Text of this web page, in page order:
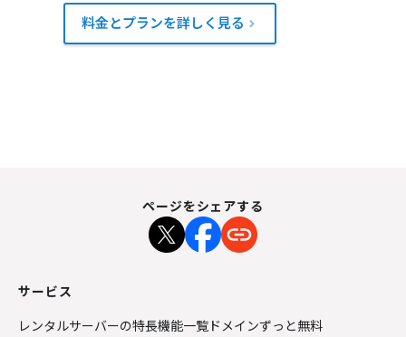
料金とプランを詳しく見る
ページをシェアする
サービス
レンタルサーバーの特長機能一覧 ドメインずっと無料